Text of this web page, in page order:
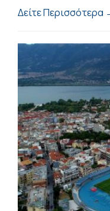
Δείτε Περισσότερα